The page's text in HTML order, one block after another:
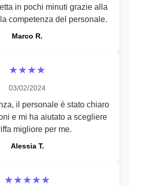
in pochi minuti grazie alla
competenza del personale.
Marco R.
★★★★
03/02/2024
il personale è stato chiaro
e mi ha aiutato a scegliere
migliore per me.
Alessia T.
★★★★★